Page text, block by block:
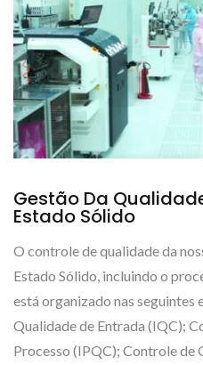
Gestão Da
Estado Sólido
O controle de qualidade da
Estado Sólido, incluindo o
está organizado nas seguintes
Qualidade de Entrada (IQC);
Processo (IPQC); Controle de